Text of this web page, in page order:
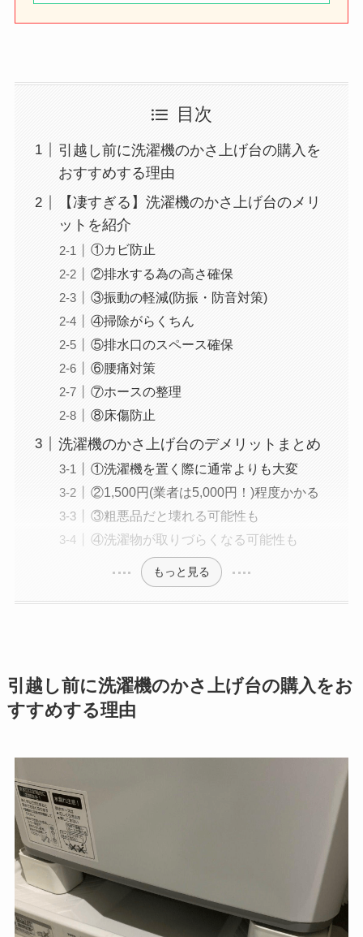
目次
引越し前に洗濯機のかさ上げ台の購入を
おすすめする理由
【凄すぎる】洗濯機のかさ上げ台のメリ
ットを紹介
①カビ防止
②排水する為の高さ確保
③振動の軽減(防振・防音対策)
④掃除がらくちん
⑤排水口のスペース確保
⑥腰痛対策
⑦ホースの整理
⑧床傷防止
洗濯機のかさ上げ台のデメリットまとめ
①洗濯機を置く際に通常よりも大変
②1,500円(業者は5,000円！)程度かかる
③粗悪品だと壊れる可能性も
④洗濯物が取りづらくなる可能性も
もっと見る
引越し前に洗濯機のかさ上げ台の購入をお
すすめする理由